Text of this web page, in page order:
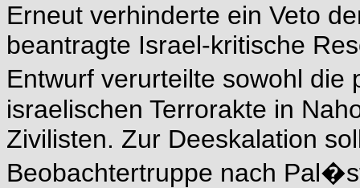
Erneut verhinderte ein Veto
beantragte Israel-kritische
Entwurf verurteilte sowohl
israelischen Terrorakte in
Zivilisten. Zur Deeskalation
Beobachtertruppe nach